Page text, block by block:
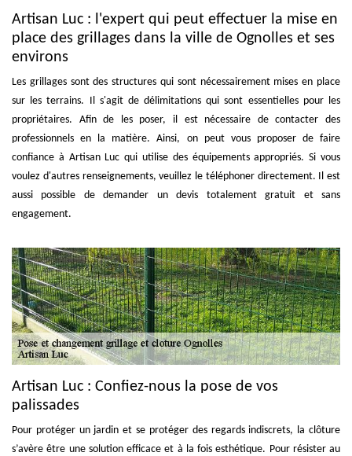
Artisan Luc : l'expert qui peut effectuer la mise en
place des grillages dans la ville de Ognolles et ses
environs
Les grillages sont des structures qui sont nécessairement mises en place
sur les terrains. Il s'agit de délimitations qui sont essentielles pour les
propriétaires. Afin de les poser, il est nécessaire de contacter des
professionnels en la matière. Ainsi, on peut vous proposer de faire
confiance à Artisan Luc qui utilise des équipements appropriés. Si vous
voulez d'autres renseignements, veuillez le téléphoner directement. Il est
aussi possible de demander un devis totalement gratuit et sans
engagement.
Artisan Luc : Confiez-nous la pose de vos
palissades
Pour protéger un jardin et se protéger des regards indiscrets, la clôture
s’avère être une solution efficace et à la fois esthétique. Pour résister au